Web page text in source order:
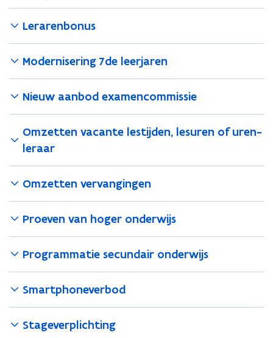
Lerarenbonus
Modernisering 7de leerjaren
Nieuw aanbod examencommissie
Omzetten vacante lestijden, lesuren of uren-
leraar
Omzetten vervangingen
Proeven van hoger onderwijs
Programmatie secundair onderwijs
Smartphoneverbod
Stageverplichting